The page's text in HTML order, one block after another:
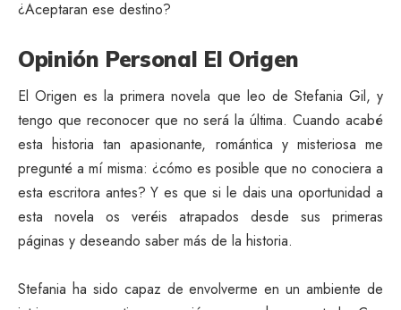
¿Aceptaran ese destino?
Opinión Personal El Origen
El Origen es la primera novela que leo de Stefania Gil, y
tengo que reconocer que no será la última. Cuando acabé
esta historia tan apasionante, romántica y misteriosa me
pregunté a mí misma: ¿cómo es posible que no conociera a
esta escritora antes? Y es que si le dais una oportunidad a
esta novela os veréis atrapados desde sus primeras
páginas y deseando saber más de la historia.
Stefania ha sido capaz de envolverme en un ambiente de